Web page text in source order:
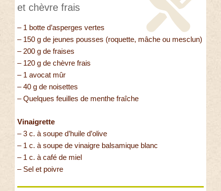
et chèvre frais
– 1 botte d’asperges vertes
– 150 g de jeunes pousses (roquette, mâche ou mesclun)
– 200 g de fraises
– 120 g de chèvre frais
– 1 avocat mûr
– 40 g de noisettes
– Quelques feuilles de menthe fraîche
Vinaigrette
– 3 c. à soupe d’huile d’olive
– 1 c. à soupe de vinaigre balsamique blanc
– 1 c. à café de miel
– Sel et poivre